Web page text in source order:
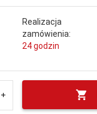
Realizacja
zamówienia:
24 godzin